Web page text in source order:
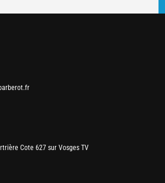
Cote 627 sur Vosges TV